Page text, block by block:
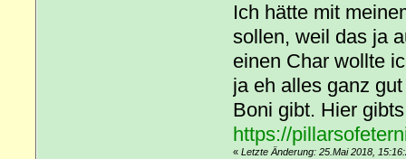
Ich hätte mit
sollen, weil das ja
einen Char wollte
ja eh alles ganz
Boni gibt. Hier
https://
« Letzte Änderung: 25.Mai 2018,